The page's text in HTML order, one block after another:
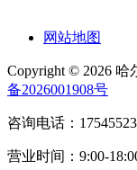
网站地图
Copyright © 2026
备2026001908号
咨询电话：
营业时间：9:00-